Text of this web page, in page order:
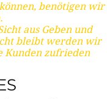
benötigen wir
aus Geben und
bleibt werden wir
Kunden zufrieden